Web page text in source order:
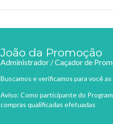
João da Promoção
Administrador / Caçador de
Buscamos e verificamos para você
Aviso: Como participante do
compras qualificadas efetuadas